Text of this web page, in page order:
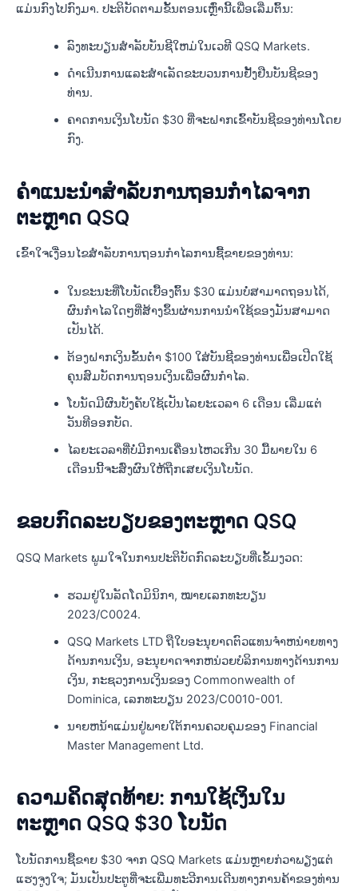
ແມ່ນກົງໄປກົງມາ. ປະຕິບັດຕາມຂັ້ນຕອນເຫຼົ່ານີ້ເພື່ອເລີ່ມຕົ້ນ:
ລົງທະບຽນສໍາລັບບັນຊີໃຫມ່ໃນເວທີ QSQ Markets.
ດໍາເນີນການແລະສໍາເລັດຂະບວນການຢັ້ງຢືນບັນຊີຂອງ
ທ່ານ.
ຄາດການເງິນໂບນັດ $30 ທີ່ຈະຝາກເຂົ້າບັນຊີຂອງທ່ານໂດຍ
ກົງ.
ຄໍາແນະນໍາສໍາລັບການຖອນກໍາໄລຈາກ
ຕະຫຼາດ QSQ
ເຂົ້າໃຈເງື່ອນໄຂສໍາລັບການຖອນກໍາໄລການຊື້ຂາຍຂອງທ່ານ:
ໃນຂະນະທີ່ໂບນັດເບື້ອງຕົ້ນ $30 ແມ່ນບໍ່ສາມາດຖອນໄດ້,
ຜົນກໍາໄລໃດໆທີ່ສ້າງຂຶ້ນຜ່ານການນໍາໃຊ້ຂອງມັນສາມາດ
ເປັນໄດ້.
ຕ້ອງຝາກເງິນຂັ້ນຕ່ຳ $100 ໃສ່ບັນຊີຂອງທ່ານເພື່ອເປີດໃຊ້
ຄຸນສົມບັດການຖອນເງິນເພື່ອຜົນກຳໄລ.
ໂບນັດມີຜົນບັງຄັບໃຊ້ເປັນໄລຍະເວລາ 6 ເດືອນ ເລີ່ມແຕ່
ວັນທີອອກບັດ.
ໄລຍະເວລາທີ່ບໍ່ມີການເຄື່ອນໄຫວເກີນ 30 ມື້ພາຍໃນ 6
ເດືອນນີ້ຈະສົ່ງຜົນໃຫ້ຖືກເສຍເງິນໂບນັດ.
ຂອບກົດລະບຽບຂອງຕະຫຼາດ QSQ
QSQ Markets ພູມໃຈໃນການປະຕິບັດກົດລະບຽບທີ່ເຂັ້ມງວດ:
ຮວມຢູ່ໃນລັດໂດມິນິກາ, ໝາຍເລກທະບຽນ
2023/C0024.
QSQ Markets LTD ຖືໃບອະນຸຍາດຕົວແທນຈໍາຫນ່າຍທາງ
ດ້ານການເງິນ, ອະນຸຍາດຈາກຫນ່ວຍບໍລິການທາງດ້ານການ
ເງິນ, ກະຊວງການເງິນຂອງ Commonwealth of
Dominica, ເລກທະບຽນ 2023/C0010-001.
ນາຍຫນ້າແມ່ນຢູ່ພາຍໃຕ້ການຄວບຄຸມຂອງ Financial
Master Management Ltd.
ຄວາມຄິດສຸດທ້າຍ: ການໃຊ້ເງິນໃນ
ຕະຫຼາດ QSQ $30 ໂບນັດ
ໂບນັດການຊື້ຂາຍ $30 ຈາກ QSQ Markets ແມ່ນຫຼາຍກ່ວາພຽງແຕ່
ແຮງຈູງໃຈ; ມັນ​ເປັນ​ປະ​ຕູ​ທີ່​ຈະ​ເພີ່ມ​ທະ​ວີ​ການ​ເດີນ​ທາງ​ການ​ຄ້າ​ຂອງ​ທ່ານ​